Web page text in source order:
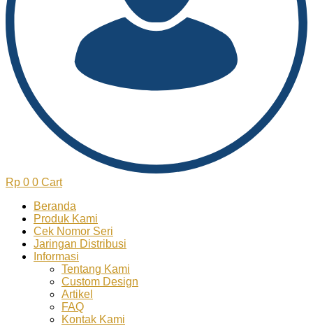
Rp 0 0 Cart
Beranda
Produk Kami
Cek Nomor Seri
Jaringan Distribusi
Informasi
Tentang Kami
Custom Design
Artikel
FAQ
Kontak Kami